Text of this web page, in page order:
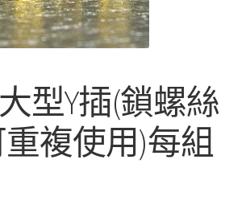
大型Y插(鎖螺絲
複使用)每組